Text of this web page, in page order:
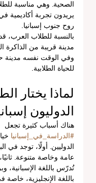
الصحية. وهي مناسبة
يريدون تجربة أكاديمية
روح جنوب إسبانيا.
بالنسبة للطلاب العرب،
مدينة قريبة من الذاكرة
وفي الوقت نفسه مدينة
للحياة الطلابية.
لماذا يختار
الدوليون
هناك أسباب كثيرة تجعل
#الدراسة_في_إسبانيا
الدوليين. أولًا، توجد في
عامة وخاصة متنوعة.
تُدرّس باللغة الإسبانية،
باللغة الإنجليزية، خاصة